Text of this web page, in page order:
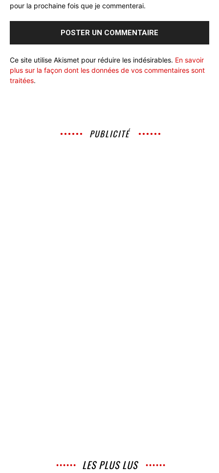
pour la prochaine fois que je commenterai.
Ce site utilise Akismet pour réduire les indésirables. En savoir
plus sur la façon dont les données de vos commentaires sont
traitées.
PUBLICITÉ
LES PLUS LUS